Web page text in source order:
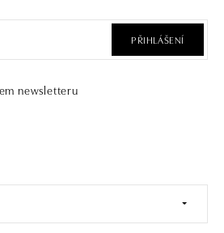
PŘIHLÁŠENÍ
newsletteru